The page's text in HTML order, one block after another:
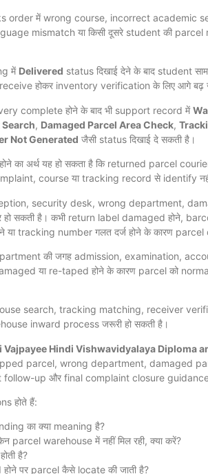
order में wrong course, incorrect academic
mismatch या किसी दूसरे student की parcel
में Delivered status दिखाई देने के बाद student
होकर inventory verification के लिए आगे बढ़
complete होने के बाद भी support record में
, Damaged Parcel Area Check,
Not Generated जैसी status दिखाई दे सकती है।
का अर्थ यह हो सकता है कि returned parcel
course या tracking record से identify
security desk, wrong department,
सकती है। कभी return label damaged होने,
या tracking number गलत दर्ज होने के कारण parcel
की जगह admission, examination,
या re-taped होने के कारण parcel को
search, tracking matching, receiver
inward process जरूरी हो सकती है।
Vajpayee Hindi Vishwavidyalaya Diploma
parcel, wrong department, damaged
up और final complaint closure
होते हैं:
का क्या meaning है?
parcel warehouse में नहीं मिल रही, क्या करें?
है?
पर parcel कैसे locate की जाती है?